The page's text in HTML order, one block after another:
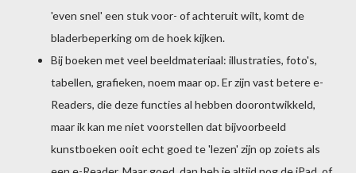
'even snel' een stuk voor- of achteruit wilt, komt de
bladerbeperking om de hoek kijken.
Bij boeken met veel beeldmateriaal: illustraties, foto's,
tabellen, grafieken, noem maar op. Er zijn vast betere e-
Readers, die deze functies al hebben doorontwikkeld,
maar ik kan me niet voorstellen dat bijvoorbeeld
kunstboeken ooit echt goed te 'lezen' zijn op zoiets als